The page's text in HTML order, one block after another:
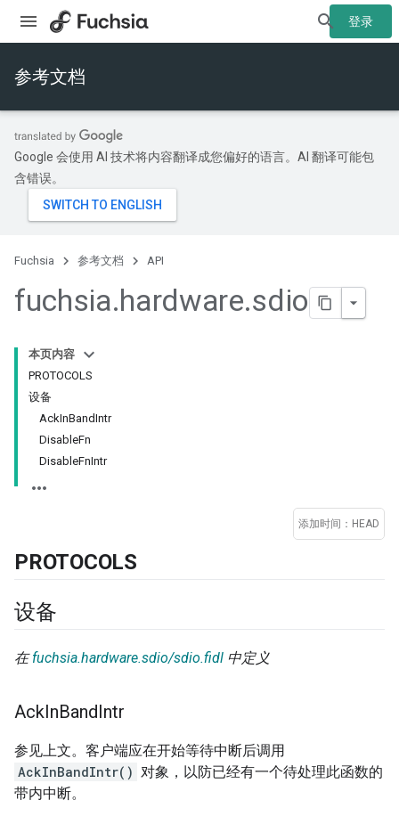
登录
参考文档
Google 会使用 AI 技术将内容翻译成您偏好的语言。AI 翻译可能包
含错误。
Fuchsia 参考文档 API
fuchsia.hardware.sdio
本页内容
PROTOCOLS
设备
AckInBandIntr
DisableFn
DisableFnIntr
添加时间：HEAD
PROTOCOLS
设备
在fuchsia.hardware.sdio/sdio.fidl 中定义
AckInBandIntr
参见上文。客户端应在开始等待中断后调用
AckInBandIntr() 对象，以防已经有一个待处理此函数的
带内中断。